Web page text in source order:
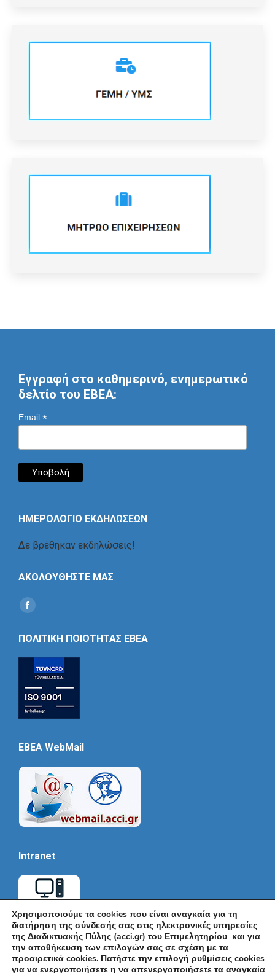
Εγγραφή στο καθημερινό, ενημερωτικό
δελτίο του ΕΒΕΑ:
Email *
ΗΜΕΡΟΛΟΓΙΟ ΕΚΔΗΛΩΣΕΩΝ
Δε βρέθηκαν εκδηλώσεις!
ΑΚΟΛΟΥΘΗΣΤΕ ΜΑΣ
Find us on:
Social
ΠΟΛΙΤΙΚΗ ΠΟΙΟΤΗΤΑΣ ΕΒΕΑ
EBEA WebMail
Intranet
Χρησιμοποιούμε τα cookies που είναι αναγκαία για τη
διατήρηση της σύνδεσής σας στις ηλεκτρονικές υπηρεσίες
της Διαδικτυακής Πύλης (acci.gr) του Επιμελητηρίου και για
την αποθήκευση των επιλογών σας σε σχέση με τα
προαιρετικά cookies. Πατήστε την επιλογή ρυθμίσεις cookies
για να ενεργοποιήσετε η να απενεργοποιήσετε τα αναγκαία